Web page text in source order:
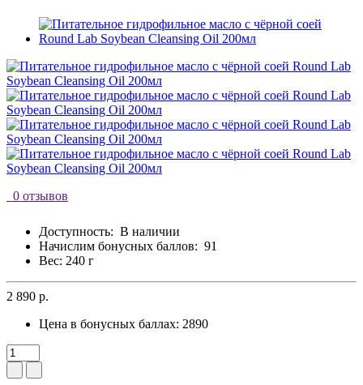
0 отзывов
Доступность: В наличии
Начислим бонусных баллов: 91
Вес: 240 г
2 890 р.
Цена в бонусных баллах: 2890